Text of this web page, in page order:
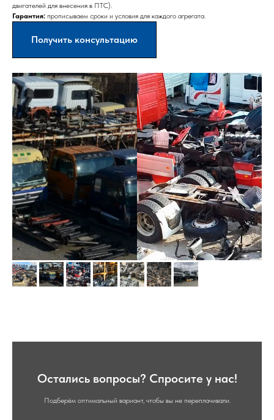
двигателей для внесения в ПТС).
Гарантия: прописываем сроки и условия для каждого агрегата.
Получить консультацию
Остались вопросы? Спросите у нас!
Подберём оптимальный вариант, чтобы вы не переплачивали.